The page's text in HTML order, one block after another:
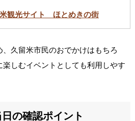
観光サイト ほとめきの街
久留米市民のおでかけはもちろ
しむイベントとしても利用しやす
の確認ポイント